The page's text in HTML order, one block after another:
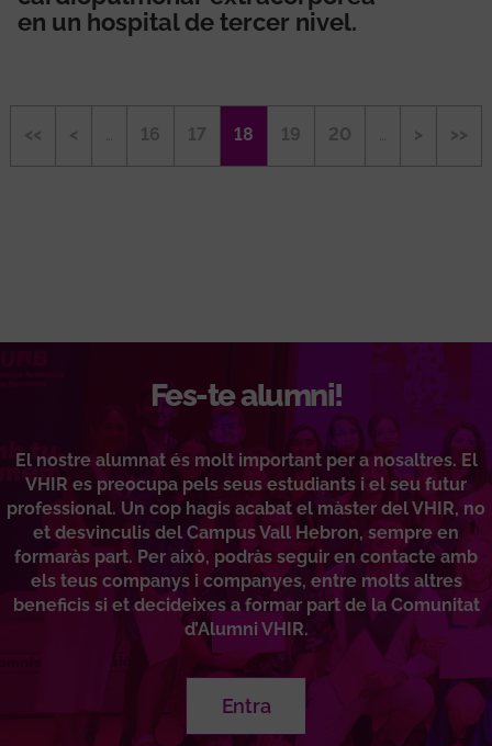
en un hospital de tercer nivel.
Primera
pàgina
<<
Pàgina
anterior
< Page
16 Page
17
Pàgina
actual
18 Page
19 Page
20
Pàgina
següent
> >>
Fes-te alumni!
El nostre alumnat és molt important per a nosaltres. El
VHIR es preocupa pels seus estudiants i el seu futur
professional. Un cop hagis acabat el màster del VHIR, no
et desvinculis del Campus Vall Hebron, sempre en
formaràs part. Per això, podràs seguir en contacte amb
els teus companys i companyes, entre molts altres
beneficis si et decideixes a formar part de la Comunitat
d’Alumni VHIR.
Entra